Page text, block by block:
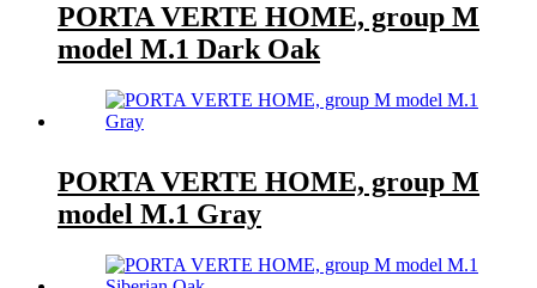
PORTA VERTE HOME, group M
model M.1 Dark Oak
PORTA VERTE HOME, group M
model M.1 Gray